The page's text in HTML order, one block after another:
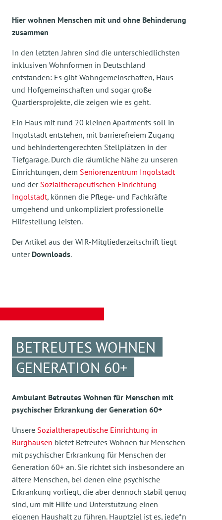
Hier wohnen Menschen mit und ohne Behinderung
zusammen
In den letzten Jahren sind die unterschiedlichsten
inklusiven Wohnformen in Deutschland
entstanden: Es gibt Wohngemeinschaften, Haus-
und Hofgemeinschaften und sogar große
Quartiersprojekte, die zeigen wie es geht.
Ein Haus mit rund 20 kleinen Apartments soll in
Ingolstadt entstehen, mit barrierefreiem Zugang
und behindertengerechten Stellplätzen in der
Tiefgarage. Durch die räumliche Nähe zu unseren
Einrichtungen, dem Seniorenzentrum Ingolstadt
und der Sozialtherapeutischen Einrichtung
Ingolstadt, können die Pflege- und Fachkräfte
umgehend und unkompliziert professionelle
Hilfestellung leisten.
Der Artikel aus der WIR-Mitgliederzeitschrift liegt
unter Downloads.
BETREUTES WOHNEN
GENERATION 60+
Ambulant Betreutes Wohnen für Menschen mit
psychischer Erkrankung der Generation 60+
Unsere Sozialtherapeutische Einrichtung in
Burghausen bietet Betreutes Wohnen für Menschen
mit psychischer Erkrankung für Menschen der
Generation 60+ an. Sie richtet sich insbesondere an
ältere Menschen, bei denen eine psychische
Erkrankung vorliegt, die aber dennoch stabil genug
sind, um mit Hilfe und Unterstützung einen
eigenen Haushalt zu führen. Hauptziel ist es, jede*n